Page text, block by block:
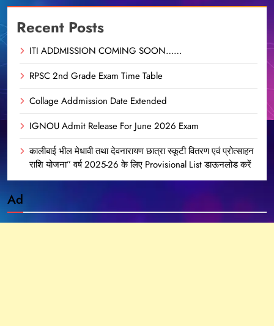
Recent Posts
ITI ADDMISSION COMING SOON……
RPSC 2nd Grade Exam Time Table
Collage Addmission Date Extended
IGNOU Admit Release For June 2026 Exam
कालीबाई भील मेधावी तथा देवनारायण छात्रा स्कूटी वितरण एवं प्रोत्साहन
राशि योजना” वर्ष 2025-26 के लिए Provisional List डाऊनलोड करें
Ad